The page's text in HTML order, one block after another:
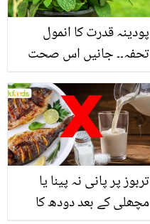
پودینہ قدرت کا انمول
تحفہ۔۔ جانیں اس صحت
انگیز طبی فوائد
تربوز پر پانی نہ پینا یا
مچھلی کے بعد دودھ کا